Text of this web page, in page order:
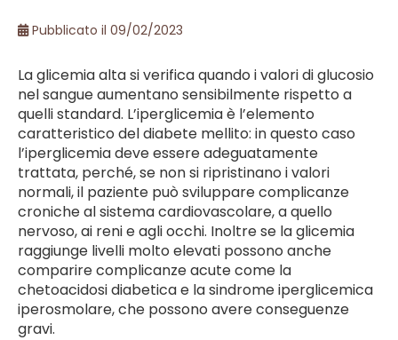
Pubblicato il 09/02/2023
La glicemia alta si verifica quando i valori di glucosio
nel sangue aumentano sensibilmente rispetto a
quelli standard. L’iperglicemia è l’elemento
caratteristico del diabete mellito: in questo caso
l’iperglicemia deve essere adeguatamente
trattata, perché, se non si ripristinano i valori
normali, il paziente può sviluppare complicanze
croniche al sistema cardiovascolare, a quello
nervoso, ai reni e agli occhi. Inoltre se la glicemia
raggiunge livelli molto elevati possono anche
comparire complicanze acute come la
chetoacidosi diabetica e la sindrome iperglicemica
iperosmolare, che possono avere conseguenze
gravi.